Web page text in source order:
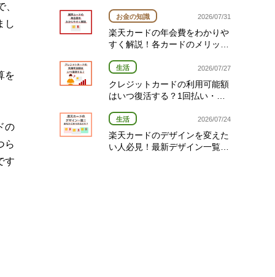
し
を
の
ら
す
お金の知識 2026/07/31
楽天カードの年会費をわかりや
すく解説！各カードのメリット
生活 2026/07/27
クレジットカードの利用可能額
はいつ復活する？1回払い・分
ミング完全ガイド
生活 2026/07/24
楽天カードのデザインを変えた
い人必見！最新デザイン一覧と